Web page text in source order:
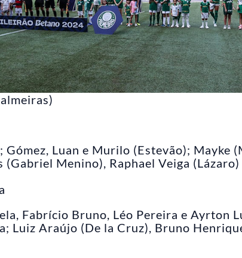
Gómez, Luan e Murilo (Estevão); Mayke
(Gabriel Menino), Raphael Veiga
Fabrício Bruno, Léo Pereira e Ayrton
Luiz Araújo (De la Cruz), Bruno